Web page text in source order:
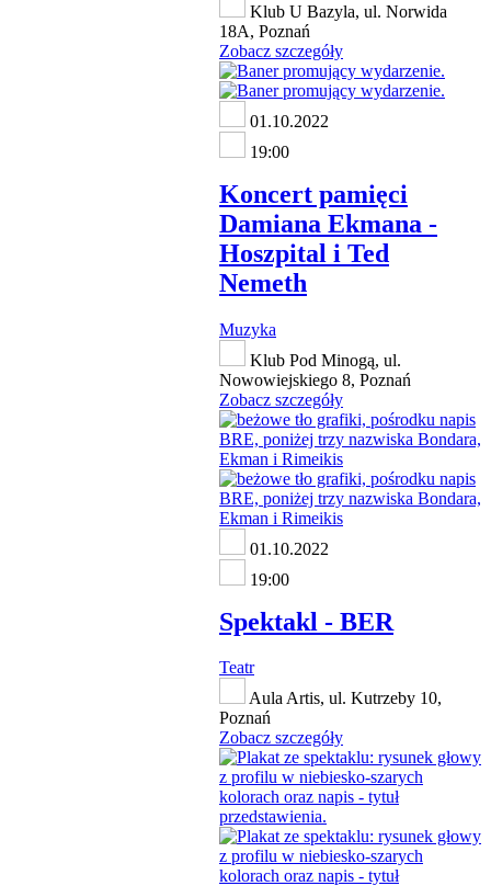
Klub U Bazyla, ul. Norwida
18A, Poznań
Zobacz szczegóły
01.10.2022
19:00
Koncert pamięci
Damiana Ekmana -
Hoszpital i Ted
Nemeth
Muzyka
Klub Pod Minogą, ul.
Nowowiejskiego 8, Poznań
Zobacz szczegóły
01.10.2022
19:00
Spektakl - BER
Teatr
Aula Artis, ul. Kutrzeby 10,
Poznań
Zobacz szczegóły